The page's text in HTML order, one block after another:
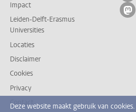
Impact
Leiden-Delft-Erasmus
Universities
Locaties
Disclaimer
Cookies
Privacy
Contact
Deze website maakt gebruik van cookies.